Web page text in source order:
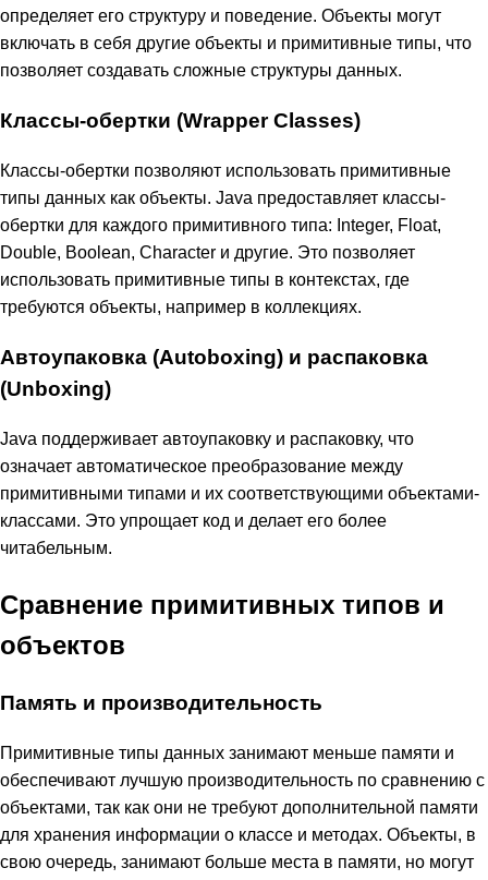
определяет его структуру и поведение. Объекты могут
включать в себя другие объекты и примитивные типы, что
позволяет создавать сложные структуры данных.
Классы-обертки (Wrapper Classes)
Классы-обертки позволяют использовать примитивные
типы данных как объекты. Java предоставляет классы-
обертки для каждого примитивного типа: Integer, Float,
Double, Boolean, Character и другие. Это позволяет
использовать примитивные типы в контекстах, где
требуются объекты, например в коллекциях.
Автоупаковка (Autoboxing) и распаковка
(Unboxing)
Java поддерживает автоупаковку и распаковку, что
означает автоматическое преобразование между
примитивными типами и их соответствующими объектами-
классами. Это упрощает код и делает его более
читабельным.
Сравнение примитивных типов и
объектов
Память и производительность
Примитивные типы данных занимают меньше памяти и
обеспечивают лучшую производительность по сравнению с
объектами, так как они не требуют дополнительной памяти
для хранения информации о классе и методах. Объекты, в
свою очередь, занимают больше места в памяти, но могут